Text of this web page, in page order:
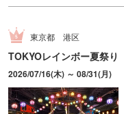
東京都 港区
TOKYOレインボー夏祭り
2026/07/16(木) ～ 08/31(月)